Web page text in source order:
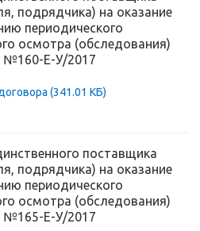
подрядчика) на оказание
периодического
осмотра (обследования)
№160-Е-У/2017
(341.01 КБ)
поставщика
подрядчика) на оказание
периодического
осмотра (обследования)
№165-Е-У/2017